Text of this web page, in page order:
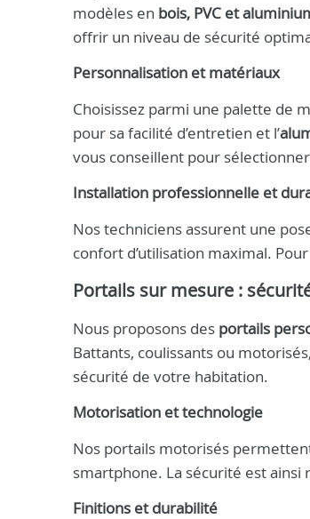
modèles en bois, PVC et
offrir un niveau de sécurité
Personnalisation et matériaux
Choisissez parmi une palette de
pour sa facilité d’entretien et l’
vous conseillent pour
Installation professionnelle et
Nos techniciens assurent une
confort d’utilisation maximal.
Portails sur mesure :
Nous proposons des portails
Battants, coulissants ou
sécurité de votre habitation.
Motorisation et technologie
Nos portails motorisés
smartphone. La sécurité est ainsi
Finitions et durabilité